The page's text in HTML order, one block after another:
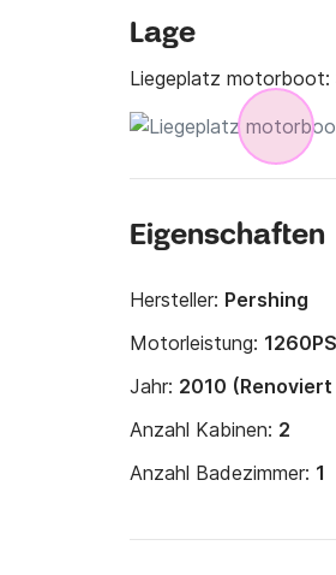
Lage
Liegeplatz motorboot:
Eigenschaften
Hersteller: Pershing
Motorleistung: 1260PS
Jahr: 2010
Anzahl Kabinen: 2
Anzahl Badezimmer: 1